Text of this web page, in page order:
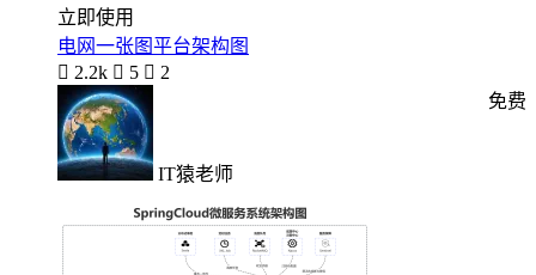
立即使用
电网一张图平台架构图
 2.2k  5  2
IT猿老师
免费